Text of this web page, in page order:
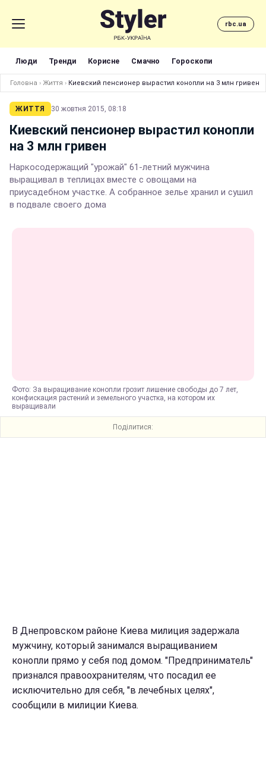
rbc.ua
Люди Тренди Корисне Смачно Гороскопи
Головна › Життя › Киевский пенсионер вырастил конопли на 3 млн гривен
ЖИТТЯ 30 жовтня 2015, 08:18
Киевский пенсионер вырастил конопли
на 3 млн гривен
Наркосодержащий "урожай" 61-летний мужчина
выращивал в теплицах вместе с овощами на
приусадебном участке. А собранное зелье хранил и сушил
в подвале своего дома
Фото: За выращивание конопли грозит лишение свободы до 7 лет,
конфискация растений и земельного участка, на котором их
выращивали
Поділитися:
В Днепровском районе Киева милиция задержала
мужчину, который занимался выращиванием
конопли прямо у себя под домом. "Предприниматель"
признался правоохранителям, что посадил ее
исключительно для себя, "в лечебных целях",
сообщили в милиции Киева.